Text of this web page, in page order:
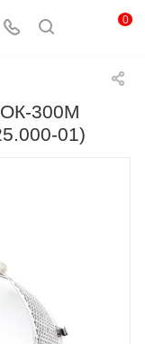
0
300М
01)